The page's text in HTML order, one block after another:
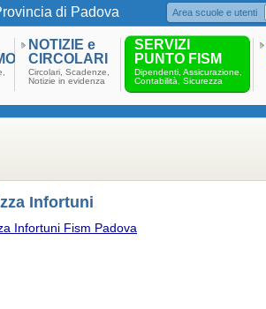
di Padova Area scuole e utenti
NOTIZIE e
CIRCOLARI
Circolari, Scadenze,
Notizie in evidenza
SERVIZI
PUNTO FISM
Dipendenti, Assicurazione,
Contabilità, Sicurezza
Infortuni
Infortuni Fism Padova